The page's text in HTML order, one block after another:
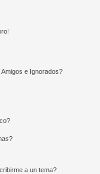
e Ignorados?
a un tema?